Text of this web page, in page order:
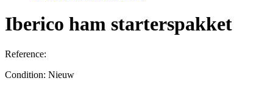
Iberico ham starterspakket
Reference:
Condition: Nieuw